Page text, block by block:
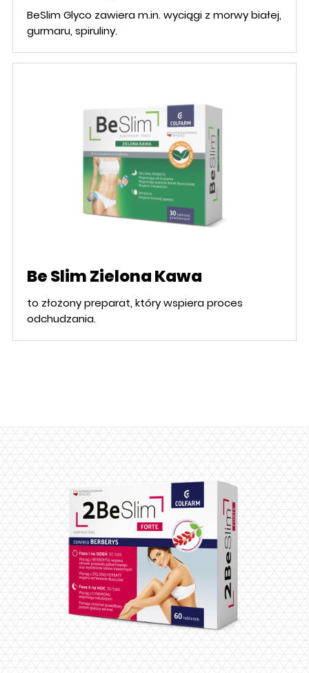
BeSlim Glyco zawiera m.in. wyciągi z morwy białej,
gurmaru, spiruliny.
Be Slim Zielona Kawa
to złożony preparat, który wspiera proces
odchudzania.